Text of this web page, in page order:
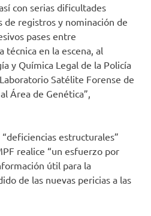
con serias dificultades
de registros y nominación de
pases entre
técnica en la escena, al
y Química Legal de la Policía
Satélite Forense de
Área de Genética”,
estructurales”
realice “un esfuerzo por
útil para la
de las nuevas pericias a las